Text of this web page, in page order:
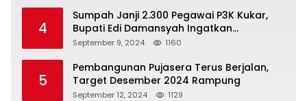
4
Sumpah Janji 2.300 Pegawai P3K Kukar,
Bupati Edi Damansyah Ingatkan
Tanggung Jawab Baru
September 9, 2024 1160
5
Pembangunan Pujasera Terus Berjalan,
Target Desember 2024 Rampung
September 12, 2024 1129